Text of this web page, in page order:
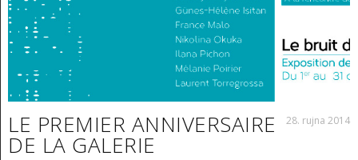
LE PREMIER ANNIVERSAIRE
DE LA GALERIE
28. rujna 2014